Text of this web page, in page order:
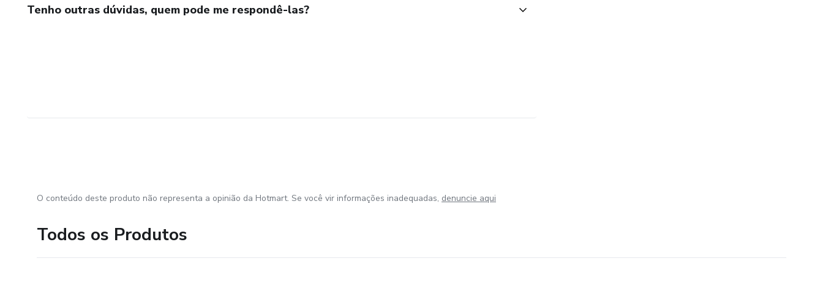
Tenho outras dúvidas, quem pode me respondê-las?
O conteúdo deste produto não representa a opinião da Hotmart. Se você vir informações inadequadas, denuncie aqui
Todos os Produtos